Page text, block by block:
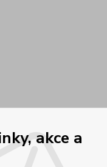
akce a